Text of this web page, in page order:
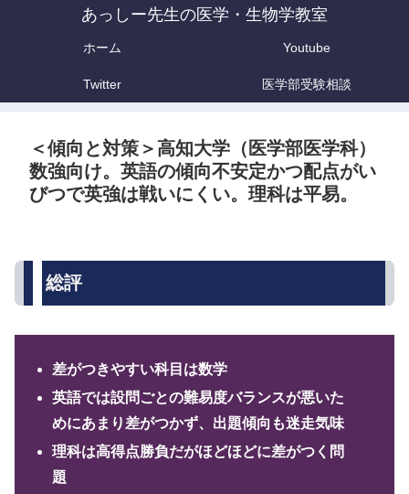
あっしー先生の医学・生物学教室
ホーム Youtube
Twitter 医学部受験相談
＜傾向と対策＞高知大学（医学部医学科）
数強向け。英語の傾向不安定かつ配点がい
びつで英強は戦いにくい。理科は平易。
総評
差がつきやすい科目は数学
英語では設問ごとの難易度バランスが悪いた
めにあまり差がつかず、出題傾向も迷走気味
理科は高得点勝負だがほどほどに差がつく問
題